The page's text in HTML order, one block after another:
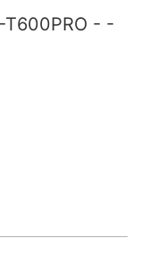
T600PRO - -